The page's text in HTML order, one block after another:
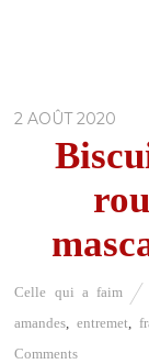
2 AOÛT 2020
Celle qui a faim
amandes,entremet,
Comments